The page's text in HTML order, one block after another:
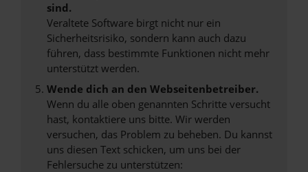
sind.
Veraltete Software birgt nicht nur ein
Sicherheitsrisiko, sondern kann auch dazu
führen, dass bestimmte Funktionen nicht mehr
unterstützt werden.
Wende dich an den Webseitenbetreiber.
Wenn du alle oben genannten Schritte versucht
hast, kontaktiere uns bitte. Wir werden
versuchen, das Problem zu beheben. Du kannst
uns diesen Text schicken, um uns bei der
Fehlersuche zu unterstützen: